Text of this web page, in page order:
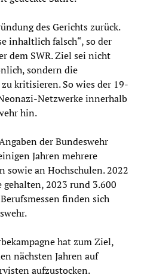
des Gerichts zurück.
inhaltlich falsch“, so der
dem SWR. Ziel sei nicht
sondern die
kritisieren. So wies der 19-
Netzwerke innerhalb
hin.
der Bundeswehr
Jahren mehrere
sowie an Hochschulen. 2022
2023 rund 3.600
finden sich
hat zum Ziel,
nächsten Jahren auf
aufzustocken.